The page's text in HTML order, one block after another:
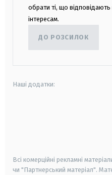
обрати ті, що
інтересам.
ДО РОЗСИЛОК
Наші додатки:
Всі комерційні рекламні
чи "Партнерський матеріал".